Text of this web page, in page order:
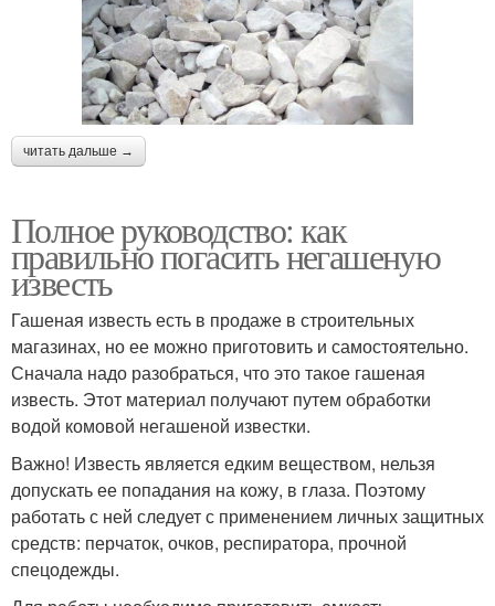
читать дальше →
Полное руководство: как
правильно погасить негашеную
известь
Гашеная известь есть в продаже в строительных
магазинах, но ее можно приготовить и самостоятельно.
Сначала надо разобраться, что это такое гашеная
известь. Этот материал получают путем обработки
водой комовой негашеной известки.
Важно! Известь является едким веществом, нельзя
допускать ее попадания на кожу, в глаза. Поэтому
работать с ней следует с применением личных защитных
средств: перчаток, очков, респиратора, прочной
спецодежды.